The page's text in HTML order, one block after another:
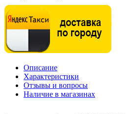
Описание
Характеристики
Отзывы и вопросы
Наличие в магазинах